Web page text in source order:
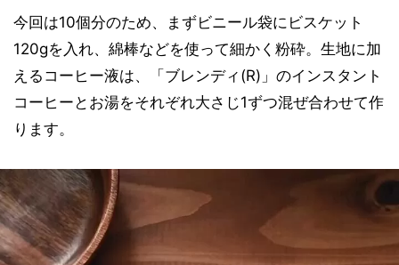
今回は10個分のため、まずビニール袋にビスケット
120gを入れ、綿棒などを使って細かく粉砕。生地に加
えるコーヒー液は、「ブレンディ(R)」のインスタント
コーヒーとお湯をそれぞれ大さじ1ずつ混ぜ合わせて作
ります。